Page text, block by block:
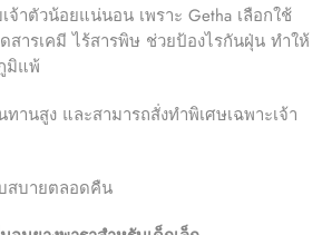
าตัวน้อยแน่นอน เพราะ Getha เลือกใช้
ารเคมี ไร้สารพิษ ช่วยป้องไรกันฝุ่น ทำให้
มิแพ้
านสูง และสามารถสั่งทำพิเศษเฉพาะเจ้า
สบายตลอดคืน